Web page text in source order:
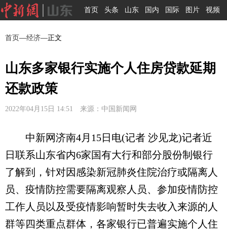
首页 头条 山东 国内 国际 图片 视频
首页—经济—正文
山东多家银行实施个人住房贷款延期
还款政策
2022年04月15日 14:51 来源：中国新闻网
中新网济南4月15日电(记者 沙见龙)记者近
日联系山东省内6家国有大行和部分股份制银行
了解到，针对因感染新冠肺炎住院治疗或隔离人
员、疫情防控需要隔离观察人员、参加疫情防控
工作人员以及受疫情影响暂时失去收入来源的人
群等四类重点群体，各家银行已普遍实施个人住